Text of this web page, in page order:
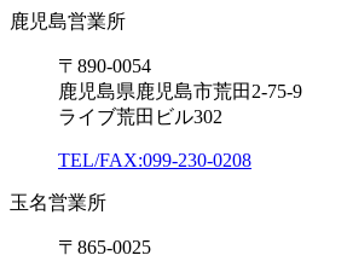
鹿児島営業所
〒890-0054
鹿児島県鹿児島市荒田2-75-9
ライブ荒田ビル302
TEL/FAX:099-230-0208
玉名営業所
〒865-0025